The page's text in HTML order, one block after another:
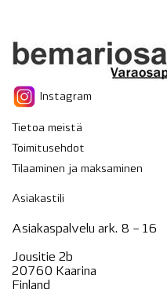
Instagram
Tietoa meistä
Toimitusehdot
Tilaaminen ja maksaminen
Asiakastili
Asiakaspalvelu ark. 8 – 16
Jousitie 2b
20760 Kaarina
Finland